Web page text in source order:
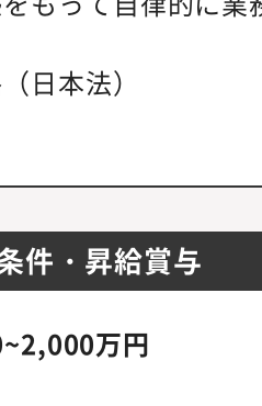
日本法）
件・昇給賞与
万円